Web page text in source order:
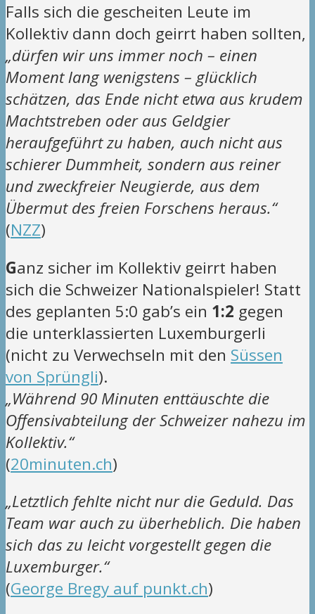
Falls sich die gescheiten Leute im
Kollektiv dann doch geirrt haben sollten,
„dürfen wir uns immer noch – einen
Moment lang wenigstens – glücklich
schätzen, das Ende nicht etwa aus krudem
Machtstreben oder aus Geldgier
heraufgeführt zu haben, auch nicht aus
schierer Dummheit, sondern aus reiner
und zweckfreier Neugierde, aus dem
Übermut des freien Forschens heraus.“
(NZZ)
Ganz sicher im Kollektiv geirrt haben
sich die Schweizer Nationalspieler! Statt
des geplanten 5:0 gab’s ein 1:2 gegen
die unterklassierten Luxemburgerli
(nicht zu Verwechseln mit den Süssen
von Sprüngli).
„Während 90 Minuten enttäuschte die
Offensivabteilung der Schweizer nahezu im
Kollektiv.“
(20minuten.ch)
„Letztlich fehlte nicht nur die Geduld. Das
Team war auch zu überheblich. Die haben
sich das zu leicht vorgestellt gegen die
Luxemburger.“
(George Bregy auf punkt.ch)